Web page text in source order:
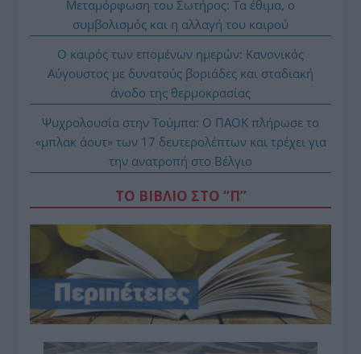
Μεταμόρφωση του Σωτήρος: Τα έθιμα, ο
συμβολισμός και η αλλαγή του καιρού
Ο καιρός των επομένων ημερών: Κανονικός
Αύγουστος με δυνατούς βοριάδες και σταδιακή
άνοδο της θερμοκρασίας
Ψυχρολουσία στην Τούμπα: Ο ΠΑΟΚ πλήρωσε το
«μπλακ άουτ» των 17 δευτερολέπτων και τρέχει για
την ανατροπή στο Βέλγιο
ΤΟ ΒΙΒΛΙΟ ΣΤΟ “Π”